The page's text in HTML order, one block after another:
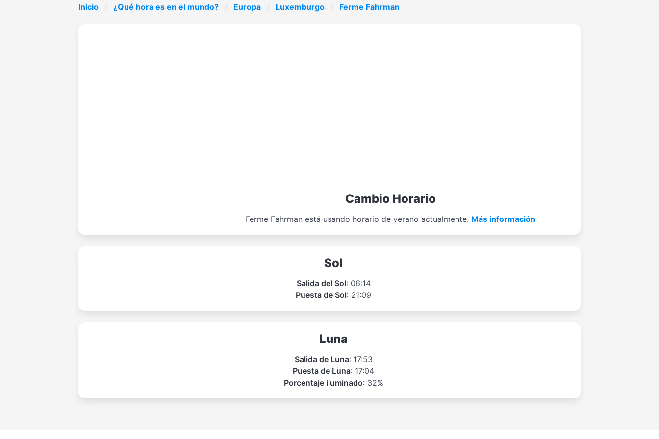
Inicio ¿Qué hora es en el mundo? Europa Luxemburgo Ferme Fahrman
Cambio Horario
Ferme Fahrman está usando horario de verano actualmente. Más información
Sol
Salida del Sol: 06:14
Puesta de Sol: 21:09
Luna
Salida de Luna: 17:53
Puesta de Luna: 17:04
Porcentaje iluminado: 32%